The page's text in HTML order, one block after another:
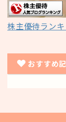
株主優待ラン
おすすめ